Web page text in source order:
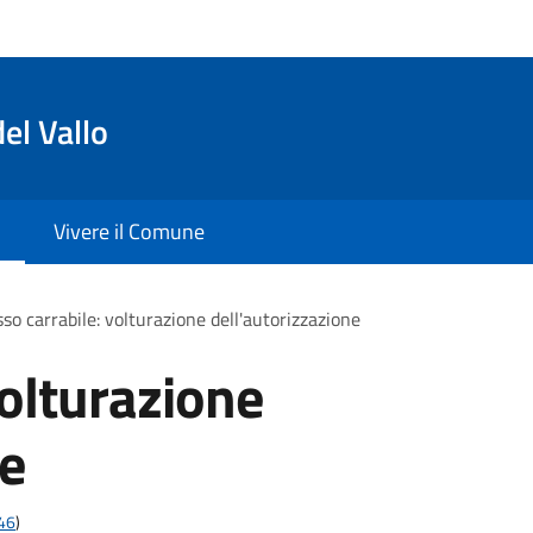
Vallo
Vivere il Comune
carrabile: volturazione dell'autorizzazione
)